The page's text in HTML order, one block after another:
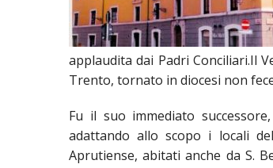
UTDR
applaudita dai Padri Conciliari.Il
Trento, tornato in diocesi non
Fu il suo immediato
adattando allo scopo i locali
Aprutiense, abitati anche da S.